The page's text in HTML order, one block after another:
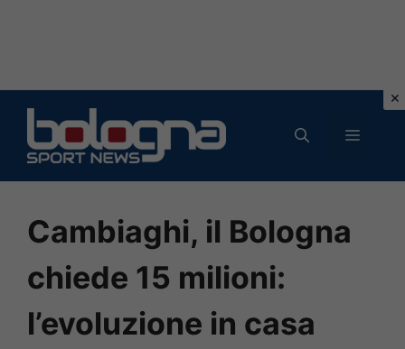
contenuto
MENU
Cambiaghi, il Bologna
chiede 15 milioni:
l’evoluzione in casa